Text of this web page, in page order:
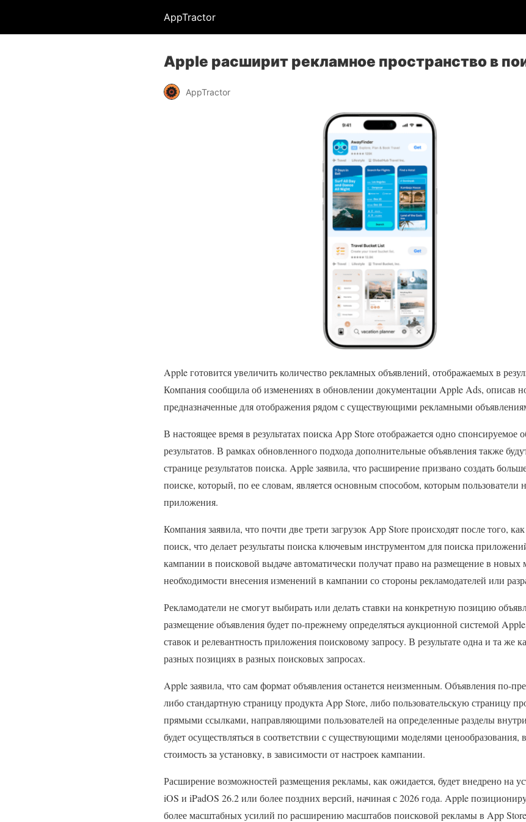
AppTractor
Apple расширит рекламное пространство в
AppTractor
Apple готовится увеличить количество рекламных объявлений, отображаемых в
Компания сообщила об изменениях в обновлении документации Apple Ads, описав
предназначенные для отображения рядом с существующими рекламными
В настоящее время в результатах поиска App Store отображается одно спонсируемое
результатов. В рамках обновленного подхода дополнительные объявления также
странице результатов поиска. Apple заявила, что расширение призвано создать
поиске, который, по ее словам, является основным способом, которым пользователи
приложения.
Компания заявила, что почти две трети загрузок App Store происходят после того,
поиск, что делает результаты поиска ключевым инструментом для поиска
кампании в поисковой выдаче автоматически получат право на размещение в новых
необходимости внесения изменений в кампании со стороны рекламодателей или
Рекламодатели не смогут выбирать или делать ставки на конкретную позицию
размещение объявления будет по-прежнему определяться аукционной системой
ставок и релевантность приложения поисковому запросу. В результате одна и та же
разных позициях в разных поисковых запросах.
Apple заявила, что сам формат объявления останется неизменным. Объявления по-
либо стандартную страницу продукта App Store, либо пользовательскую страницу
прямыми ссылками, направляющими пользователей на определенные разделы
будет осуществляться в соответствии с существующими моделями ценообразования,
стоимость за установку, в зависимости от настроек кампании.
Расширение возможностей размещения рекламы, как ожидается, будет внедрено на
iOS и iPadOS 26.2 или более поздних версий, начиная с 2026 года. Apple
более масштабных усилий по расширению масштабов поисковой рекламы в App